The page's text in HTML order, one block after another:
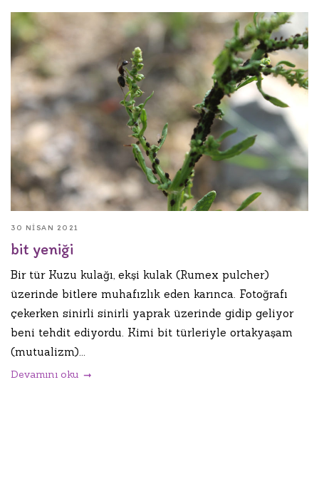
30 NISAN 2021
bit yeniği
Bir tür Kuzu kulağı, ekşi kulak (Rumex pulcher)
üzerinde bitlere muhafızlık eden karınca. Fotoğrafı
çekerken sinirli sinirli yaprak üzerinde gidip geliyor
beni tehdit ediyordu. Kimi bit türleriyle ortakyaşam
(mutualizm)...
Devamını oku